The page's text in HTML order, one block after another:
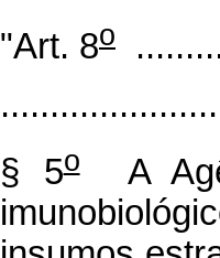
"Art. 8o
§ 5oA